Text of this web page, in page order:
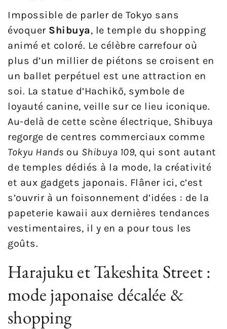
Impossible de parler de Tokyo sans
évoquer Shibuya, le temple du shopping
animé et coloré. Le célèbre carrefour où
plus d’un millier de piétons se croisent en
un ballet perpétuel est une attraction en
soi. La statue d’Hachikō, symbole de
loyauté canine, veille sur ce lieu iconique.
Au-delà de cette scène électrique, Shibuya
regorge de centres commerciaux comme
Tokyu Hands ou Shibuya 109, qui sont autant
de temples dédiés à la mode, la créativité
et aux gadgets japonais. Flâner ici, c’est
s’ouvrir à un foisonnement d’idées : de la
papeterie kawaii aux dernières tendances
vestimentaires, il y en a pour tous les
goûts.
Harajuku et Takeshita Street :
mode japonaise décalée &
shopping